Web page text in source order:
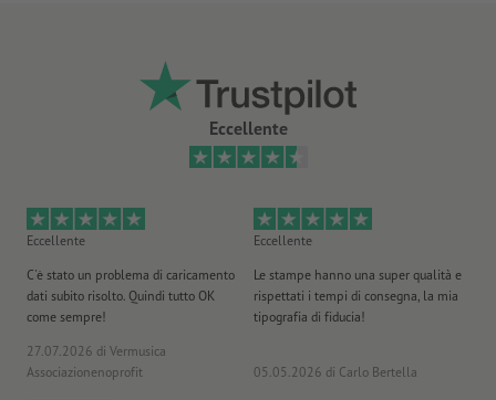
Eccellente
Eccellente
C'è stato un problema di caricamento
dati subito risolto. Quindi tutto OK
come sempre!
27.07.2026 di Vermusica
Associazionenoprofit
Eccellente
Le stampe hanno una super qualità e
rispettati i tempi di consegna, la mia
tipografia di fiducia!
05.05.2026 di Carlo Bertella